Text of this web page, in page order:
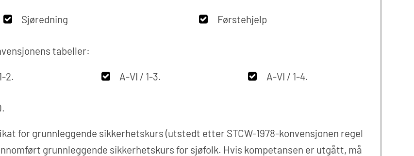
Sjøredning Førstehjelp
tabeller:
2. A-VI / 1-3. A-VI / 1-4.
for grunnleggende sikkerhetskurs (utstedt etter STCW-1978-konvensjonen regel
grunnleggende sikkerhetskurs for sjøfolk. Hvis kompetansen er utgått, må